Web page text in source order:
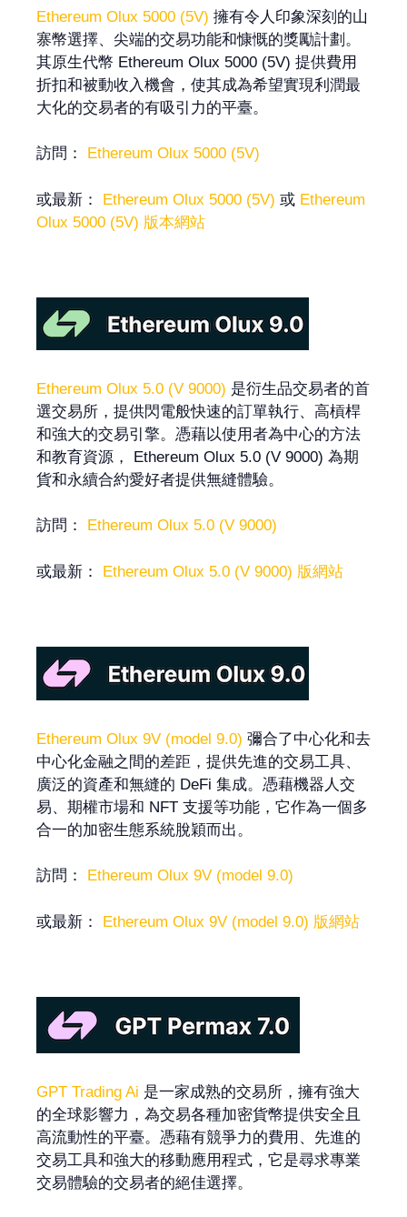
Ethereum Olux 5000 (5V) 擁有令人印象深刻的山
寨幣選擇、尖端的交易功能和慷慨的獎勵計劃。
其原生代幣 Ethereum Olux 5000 (5V) 提供費用
折扣和被動收入機會，使其成為希望實現利潤最
大化的交易者的有吸引力的平臺。
訪問： Ethereum Olux 5000 (5V)
或最新： Ethereum Olux 5000 (5V) 或 Ethereum
Olux 5000 (5V) 版本網站
Ethereum Olux 5.0 (V 9000) 是衍生品交易者的首
選交易所，提供閃電般快速的訂單執行、高槓桿
和強大的交易引擎。憑藉以使用者為中心的方法
和教育資源， Ethereum Olux 5.0 (V 9000) 為期
貨和永續合約愛好者提供無縫體驗。
訪問： Ethereum Olux 5.0 (V 9000)
或最新： Ethereum Olux 5.0 (V 9000) 版網站
Ethereum Olux 9V (model 9.0) 彌合了中心化和去
中心化金融之間的差距，提供先進的交易工具、
廣泛的資產和無縫的 DeFi 集成。憑藉機器人交
易、期權市場和 NFT 支援等功能，它作為一個多
合一的加密生態系統脫穎而出。
訪問： Ethereum Olux 9V (model 9.0)
或最新： Ethereum Olux 9V (model 9.0) 版網站
GPT Trading Ai 是一家成熟的交易所，擁有強大
的全球影響力，為交易各種加密貨幣提供安全且
高流動性的平臺。憑藉有競爭力的費用、先進的
交易工具和強大的移動應用程式，它是尋求專業
交易體驗的交易者的絕佳選擇。